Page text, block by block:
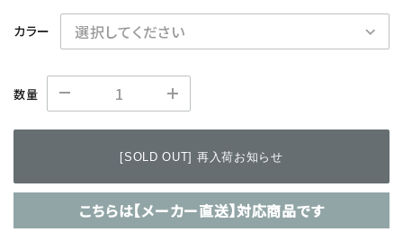
カラー
数量
[SOLD OUT] 再入荷お知らせ
こちらは【メーカー直送】対応商品です